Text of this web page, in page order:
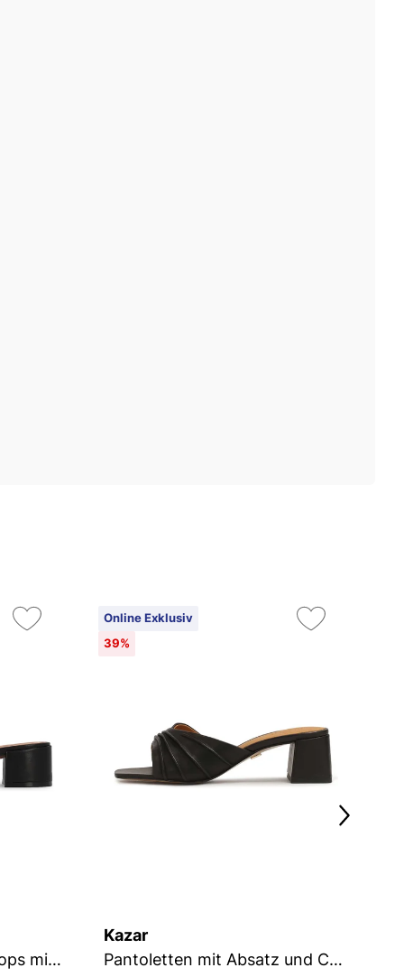
Schwarze Leder-Flip-Flops mit breitem Absatz
Online Exklusiv
39%
Kazar
Pantoletten mit Absatz und Crinkle-Riemen